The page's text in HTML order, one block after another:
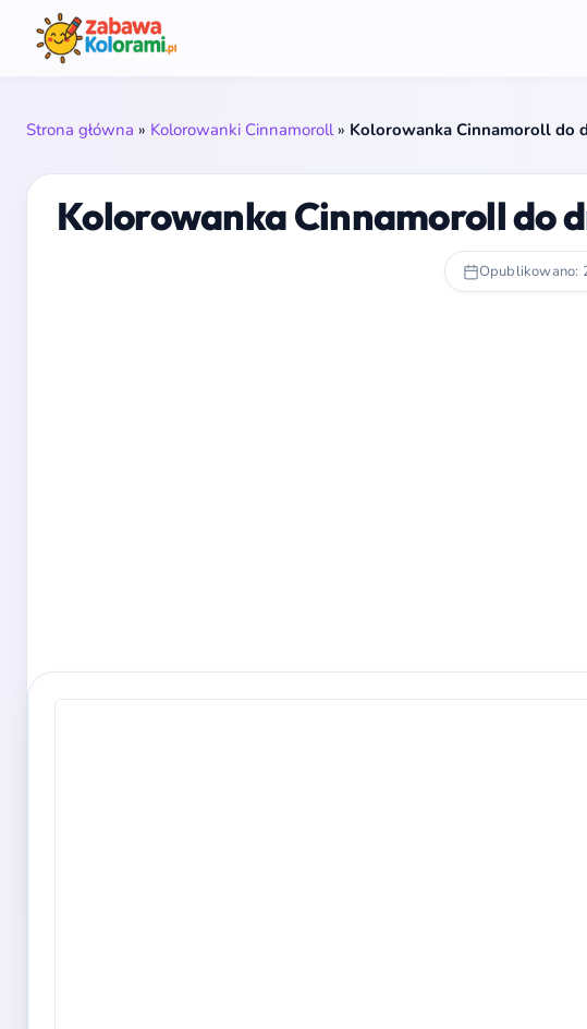
Strona główna » Kolorowanki Cinnamoroll» Kolorowanka Cinnamoroll do
Kolorowanka Cinnamoroll do
Opublikowano: